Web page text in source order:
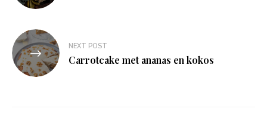
NEXT POST
Carrotcake met ananas en kokos